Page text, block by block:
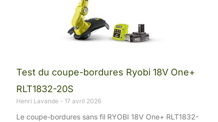
Test du coupe-bordures Ryobi 18V One+
RLT1832-20S
Henri Lavande 17 avril 2026
Le coupe-bordures sans fil RYOBI 18V One+ RLT1832-